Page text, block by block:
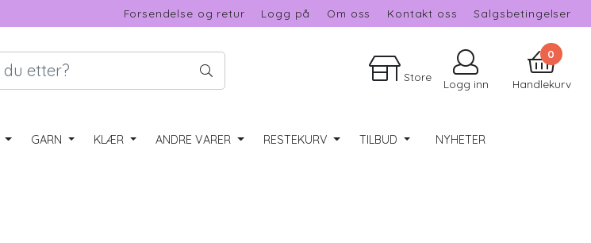
Forsendelse og retur Logg på Om oss Kontakt oss Salgsbetingelser
Store
Logg inn
0
Handlekurv
GARN KLÆR ANDRE VARER RESTEKURV TILBUD NYHETER